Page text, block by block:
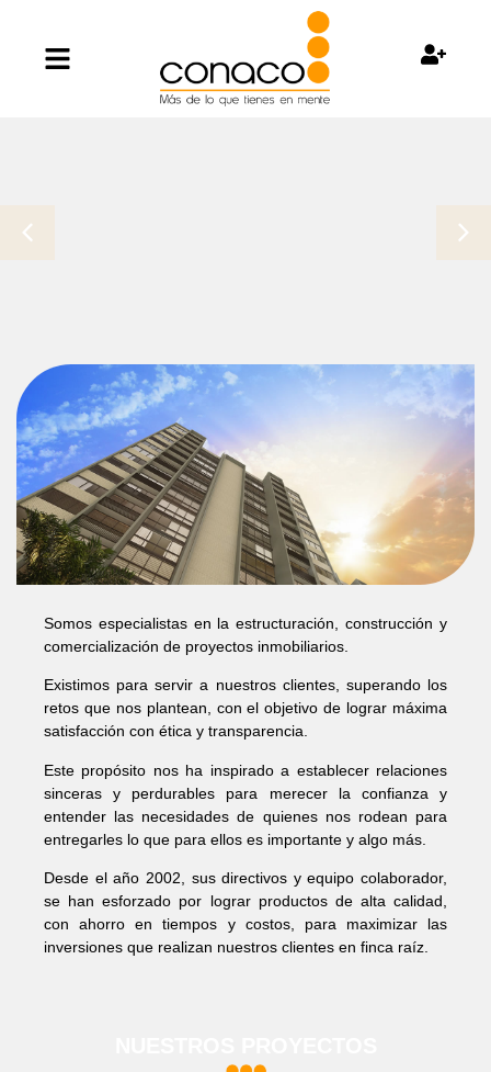
Somos especialistas en la estructuración, construcción y
comercialización de proyectos inmobiliarios.
Existimos para servir a nuestros clientes, superando los
retos que nos plantean, con el objetivo de lograr máxima
satisfacción con ética y transparencia.
Este propósito nos ha inspirado a establecer relaciones
sinceras y perdurables para merecer la confianza y
entender las necesidades de quienes nos rodean para
entregarles lo que para ellos es importante y algo más.
Desde el año 2002, sus directivos y equipo colaborador,
se han esforzado por lograr productos de alta calidad,
con ahorro en tiempos y costos, para maximizar las
inversiones que realizan nuestros clientes en finca raíz.